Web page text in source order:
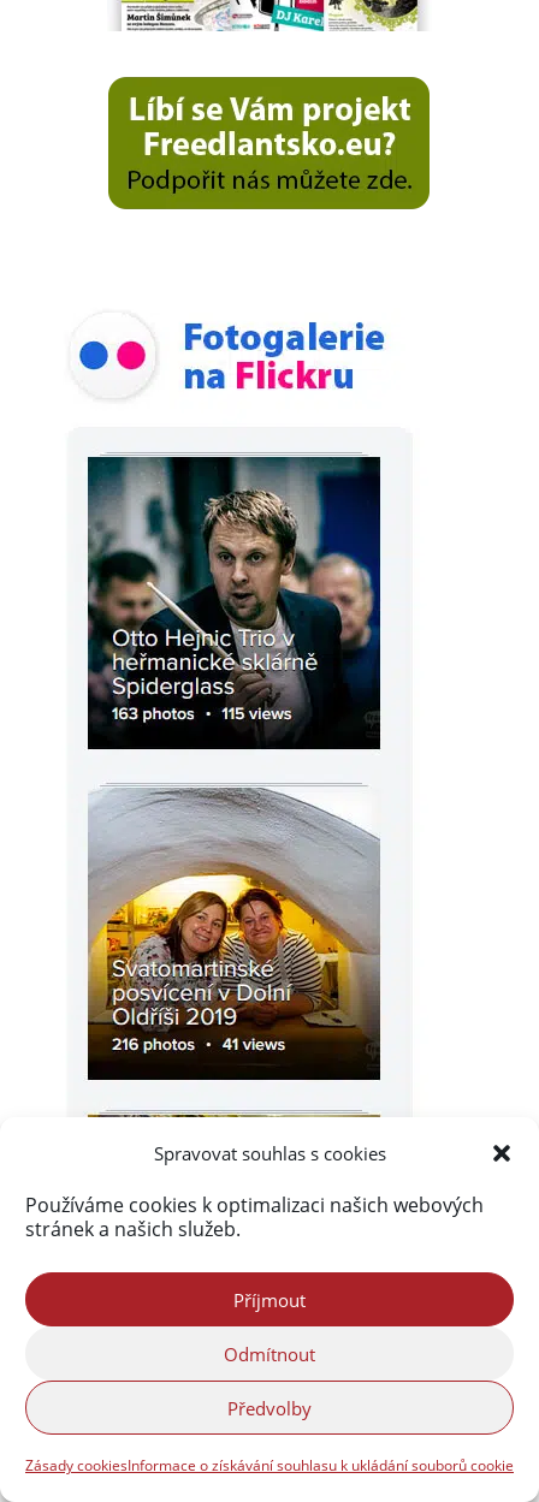
Spravovat souhlas s cookies
Používáme cookies k optimalizaci našich webových
stránek a našich služeb.
Příjmout
Odmítnout
Předvolby
Zásady cookiesInformace o získávání souhlasu k ukládání souborů cookie